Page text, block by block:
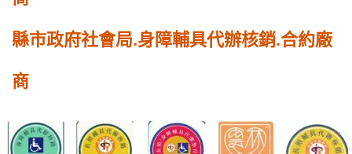
縣市政府社會局.身障輔具代辦核銷.合約廠
商